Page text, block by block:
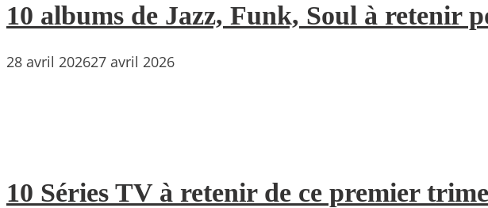
10 albums de Jazz, Funk, Soul à retenir
28 avril 202627 avril 2026
10 Séries TV à retenir de ce premier